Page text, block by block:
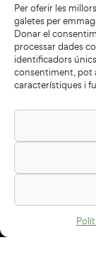
Per oferir les
galetes per
Donar el
processar dades
identificadors
consentiment, pot
característiques i
Biblioteca
Passeig de
08500 Vic